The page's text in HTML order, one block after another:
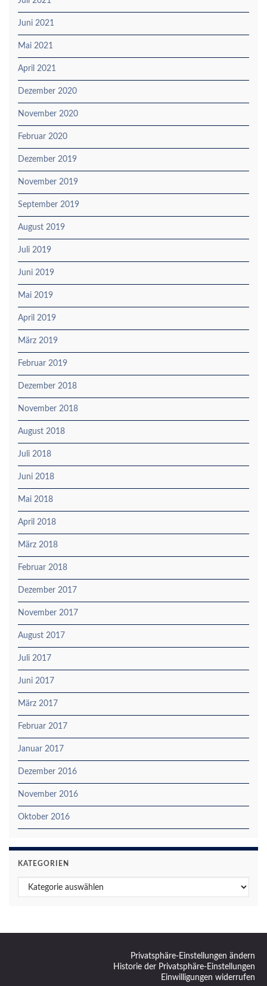
Juni 2021
Mai 2021
April 2021
Dezember 2020
November 2020
Februar 2020
Dezember 2019
November 2019
September 2019
August 2019
Juli 2019
Juni 2019
Mai 2019
April 2019
März 2019
Februar 2019
Dezember 2018
November 2018
August 2018
Juli 2018
Juni 2018
Mai 2018
April 2018
März 2018
Februar 2018
Dezember 2017
November 2017
August 2017
Juli 2017
Juni 2017
März 2017
Februar 2017
Januar 2017
Dezember 2016
November 2016
Oktober 2016
KATEGORIEN
Kategorien
Privatsphäre-Einstellungen ändern
Historie der Privatsphäre-Einstellungen
Einwilligungen widerrufen